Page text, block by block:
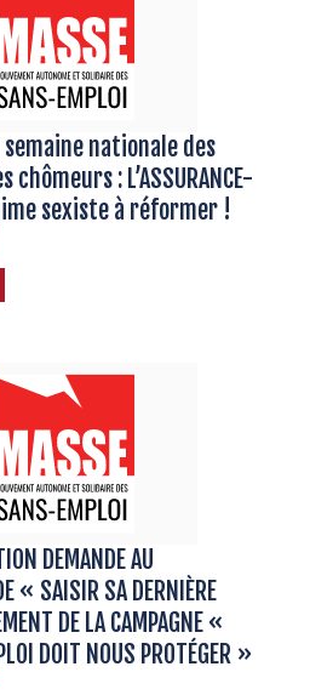
nationale des
: L’ASSURANCE-
sexiste à réformer !
DEMANDE AU
« SAISIR SA DERNIÈRE
DE LA CAMPAGNE «
DOIT NOUS PROTÉGER »